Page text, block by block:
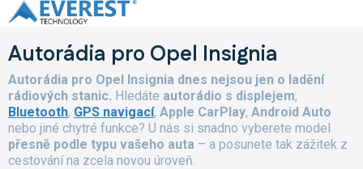
Přejít
na
Autorádia pro Opel Insignia
Autorádia pro Opel Insignia dnes nejsou jen o ladění
rádiových stanic. Hledáte autorádio s displejem,
Bluetooth, GPS navigací, Apple CarPlay, Android Auto
nebo jiné chytré funkce? U nás si snadno vyberete model
přesně podle typu vašeho auta – a posunete tak zážitek z
cestování na zcela novou úroveň.